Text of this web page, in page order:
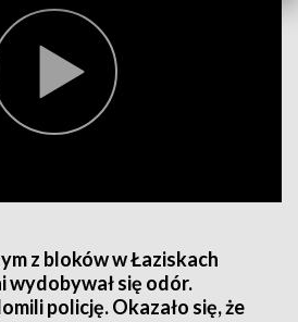
z bloków w Łaziskach
wydobywał się odór.
policję. Okazało się, że